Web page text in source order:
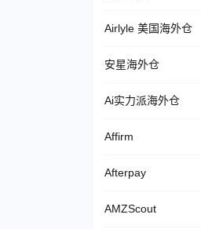
Airlyle 美国海外仓
安星海外仓
Ai实力派海外仓
Affirm
Afterpay
AMZScout